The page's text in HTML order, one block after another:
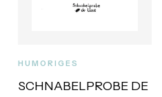
HUMORIGES
SCHNABELPROBE DE